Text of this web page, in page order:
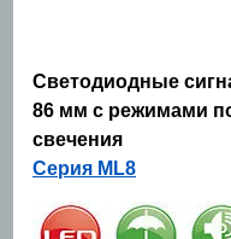
Светодиодные
86 мм с режимами
свечения
Серия ML8